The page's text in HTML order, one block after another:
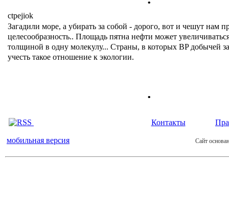
ctpejiok
Загадили море, а убирать за собой - дорого, вот и чешут нам
целесообразность.. Площадь пятна нефти может
толщиной в одну молекулу... Страны, в которых BP добычей
учесть такое отношение к экологии.
.
Контакты
мобильная версия Сайт